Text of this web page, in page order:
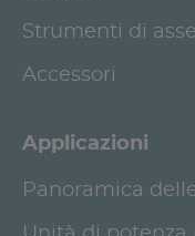
Strumenti di
Accessori
Applicazioni
Panoramica